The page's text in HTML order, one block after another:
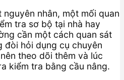
nhân, một mối quan
tra sơ bộ tại nhà hay
cần một cách quan sát
đòi hỏi dụng cụ chuyên
theo dõi thêm và lúc
kiểm tra bằng cầu nâng.